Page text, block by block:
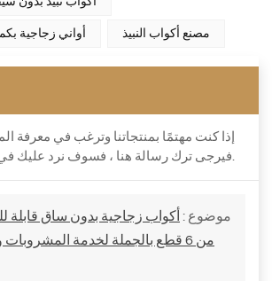
أواني زجاجية مصنع أكواب النبيذ
إذا كنت مهتمًا بمنتجاتنا وترغب في معرفة
فيرجى ترك رسالة هنا ، فسوف نرد عليك في أقرب وقت ممكن.
موضوع : أكواب زجاجية بدون ساق
من 6 قطع بالجملة لخدمة المشروبات